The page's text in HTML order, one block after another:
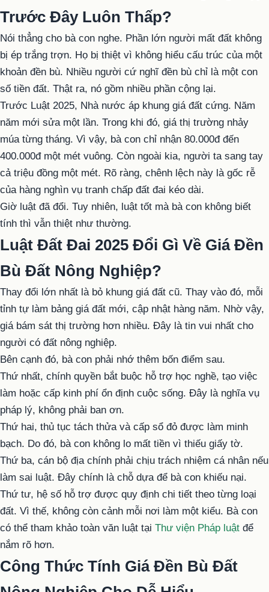
Trước Đây Luôn Thấp?
Nói thẳng cho bà con nghe. Phần lớn người mất đất không
bị ép trắng trợn. Họ bị thiệt vì không hiểu cấu trúc của một
khoản đền bù. Nhiều người cứ nghĩ đền bù chỉ là một con
số tiền đất. Thật ra, nó gồm nhiều phần cộng lại.
Trước Luật 2025, Nhà nước áp khung giá đất cứng. Năm
năm mới sửa một lần. Trong khi đó, giá thị trường nhảy
múa từng tháng. Vì vậy, bà con chỉ nhận 80.000đ đến
400.000đ một mét vuông. Còn ngoài kia, người ta sang tay
cả triệu đồng một mét. Rõ ràng, chênh lệch này là gốc rễ
của hàng nghìn vụ tranh chấp đất đai kéo dài.
Giờ luật đã đổi. Tuy nhiên, luật tốt mà bà con không biết
tính thì vẫn thiệt như thường.
Luật Đất Đai 2025 Đổi Gì Về Giá Đền
Bù Đất Nông Nghiệp?
Thay đổi lớn nhất là bỏ khung giá đất cũ. Thay vào đó, mỗi
tỉnh tự làm bảng giá đất mới, cập nhật hàng năm. Nhờ vậy,
giá bám sát thị trường hơn nhiều. Đây là tin vui nhất cho
người có đất nông nghiệp.
Bên cạnh đó, bà con phải nhớ thêm bốn điểm sau.
Thứ nhất, chính quyền bắt buộc hỗ trợ học nghề, tạo việc
làm hoặc cấp kinh phí ổn định cuộc sống. Đây là nghĩa vụ
pháp lý, không phải ban ơn.
Thứ hai, thủ tục tách thửa và cấp sổ đỏ được làm minh
bạch. Do đó, bà con không lo mất tiền vì thiếu giấy tờ.
Thứ ba, cán bộ địa chính phải chịu trách nhiệm cá nhân nếu
làm sai luật. Đây chính là chỗ dựa để bà con khiếu nại.
Thứ tư, hệ số hỗ trợ được quy định chi tiết theo từng loại
đất. Vì thế, không còn cảnh mỗi nơi làm một kiểu. Bà con
có thể tham khảo toàn văn luật tại Thư viện Pháp luật để
nắm rõ hơn.
Công Thức Tính Giá Đền Bù Đất